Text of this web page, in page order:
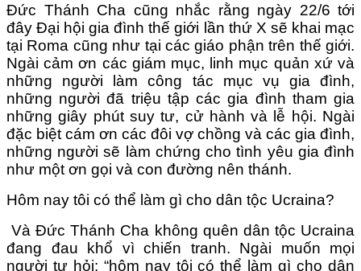
Đức Thánh Cha cũng nhắc rằng ngày 22/6 tới
đây Đại hội gia đình thế giới lần thứ X sẽ khai mạc
tại Roma cũng như tại các giáo phận trên thế giới.
Ngài cảm ơn các giám mục, linh mục quản xứ và
những người làm công tác mục vụ gia đình,
những người đã triệu tập các gia đình tham gia
những giây phút suy tư, cử hành và lễ hội. Ngài
đặc biệt cám ơn các đôi vợ chồng và các gia đình,
những người sẽ làm chứng cho tình yêu gia đình
như một ơn gọi và con đường nên thánh.
Hôm nay tôi có thể làm gì cho dân tộc Ucraina?
Và Đức Thánh Cha không quên dân tộc Ucraina
đang đau khổ vì chiến tranh. Ngài muốn mọi
người tự hỏi: “hôm nay tôi có thể làm gì cho dân